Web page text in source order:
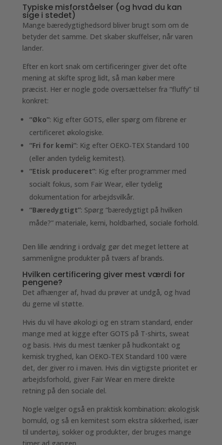
Typiske misforståelser (og hvad du kan
sige i stedet)
Mange bæredygtighedsord bliver brugt som om de
betyder det samme. Det skaber skuffelser, når varen
lander.
Efter en kort snak om certificeringer giver det ofte
mening at skifte sprog lidt, så man køber mere
præcist. Her er nogle gode oversættelser fra “fluffy” til
konkret:
“Øko”: Kig efter GOTS, eller spørg om fibrene er
certificeret økologiske.
“Fri for kemi”: Kig efter OEKO‑TEX Standard 100
(eller anden tydelig kemitest).
“Etisk produceret”: Kig efter programmer med
socialt fokus, som Fair Wear, eller tydelig
dokumentation for arbejdsvilkår.
“Bæredygtigt”: Spørg “bæredygtigt på hvilken
måde?” materiale, kemi, holdbarhed, sociale forhold.
Den lille ændring i ordvalg gør det meget lettere at
sammenligne produkter på tværs af brands.
Hvilken certificering giver mest værdi for
pengene?
Det afhænger af, hvad du prøver at undgå, og hvad
du gerne vil støtte.
Hvis du vil have økologi og en stram standard, ender
mange med at kigge efter GOTS på T-shirts, sweat
og basis. Hvis du mest tænker på hudkontakt og
kemisk tryghed, kan OEKO‑TEX Standard 100 være
det, der giver ro i maven. Hvis din vigtigste prioritet er
arbejdsforhold, giver Fair Wear en mere direkte
retning på den sociale del.
Nogle vælger også en praktisk kombination: økologisk
bomuld, og så en kemitest som ekstra sikkerhed, især
til undertøj, sokker og produkter, der bruges mange
timer ad gangen.